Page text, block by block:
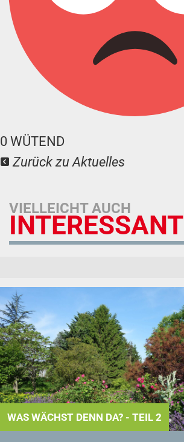
0 WÜTEND
Zurück zu Aktuelles
VIELLEICHT AUCH
INTERESSANT
WAS WÄCHST DENN DA? - TEIL 2